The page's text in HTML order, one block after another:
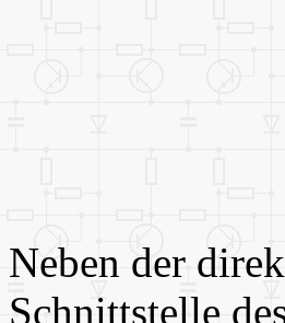
Neben der
Schnittstelle